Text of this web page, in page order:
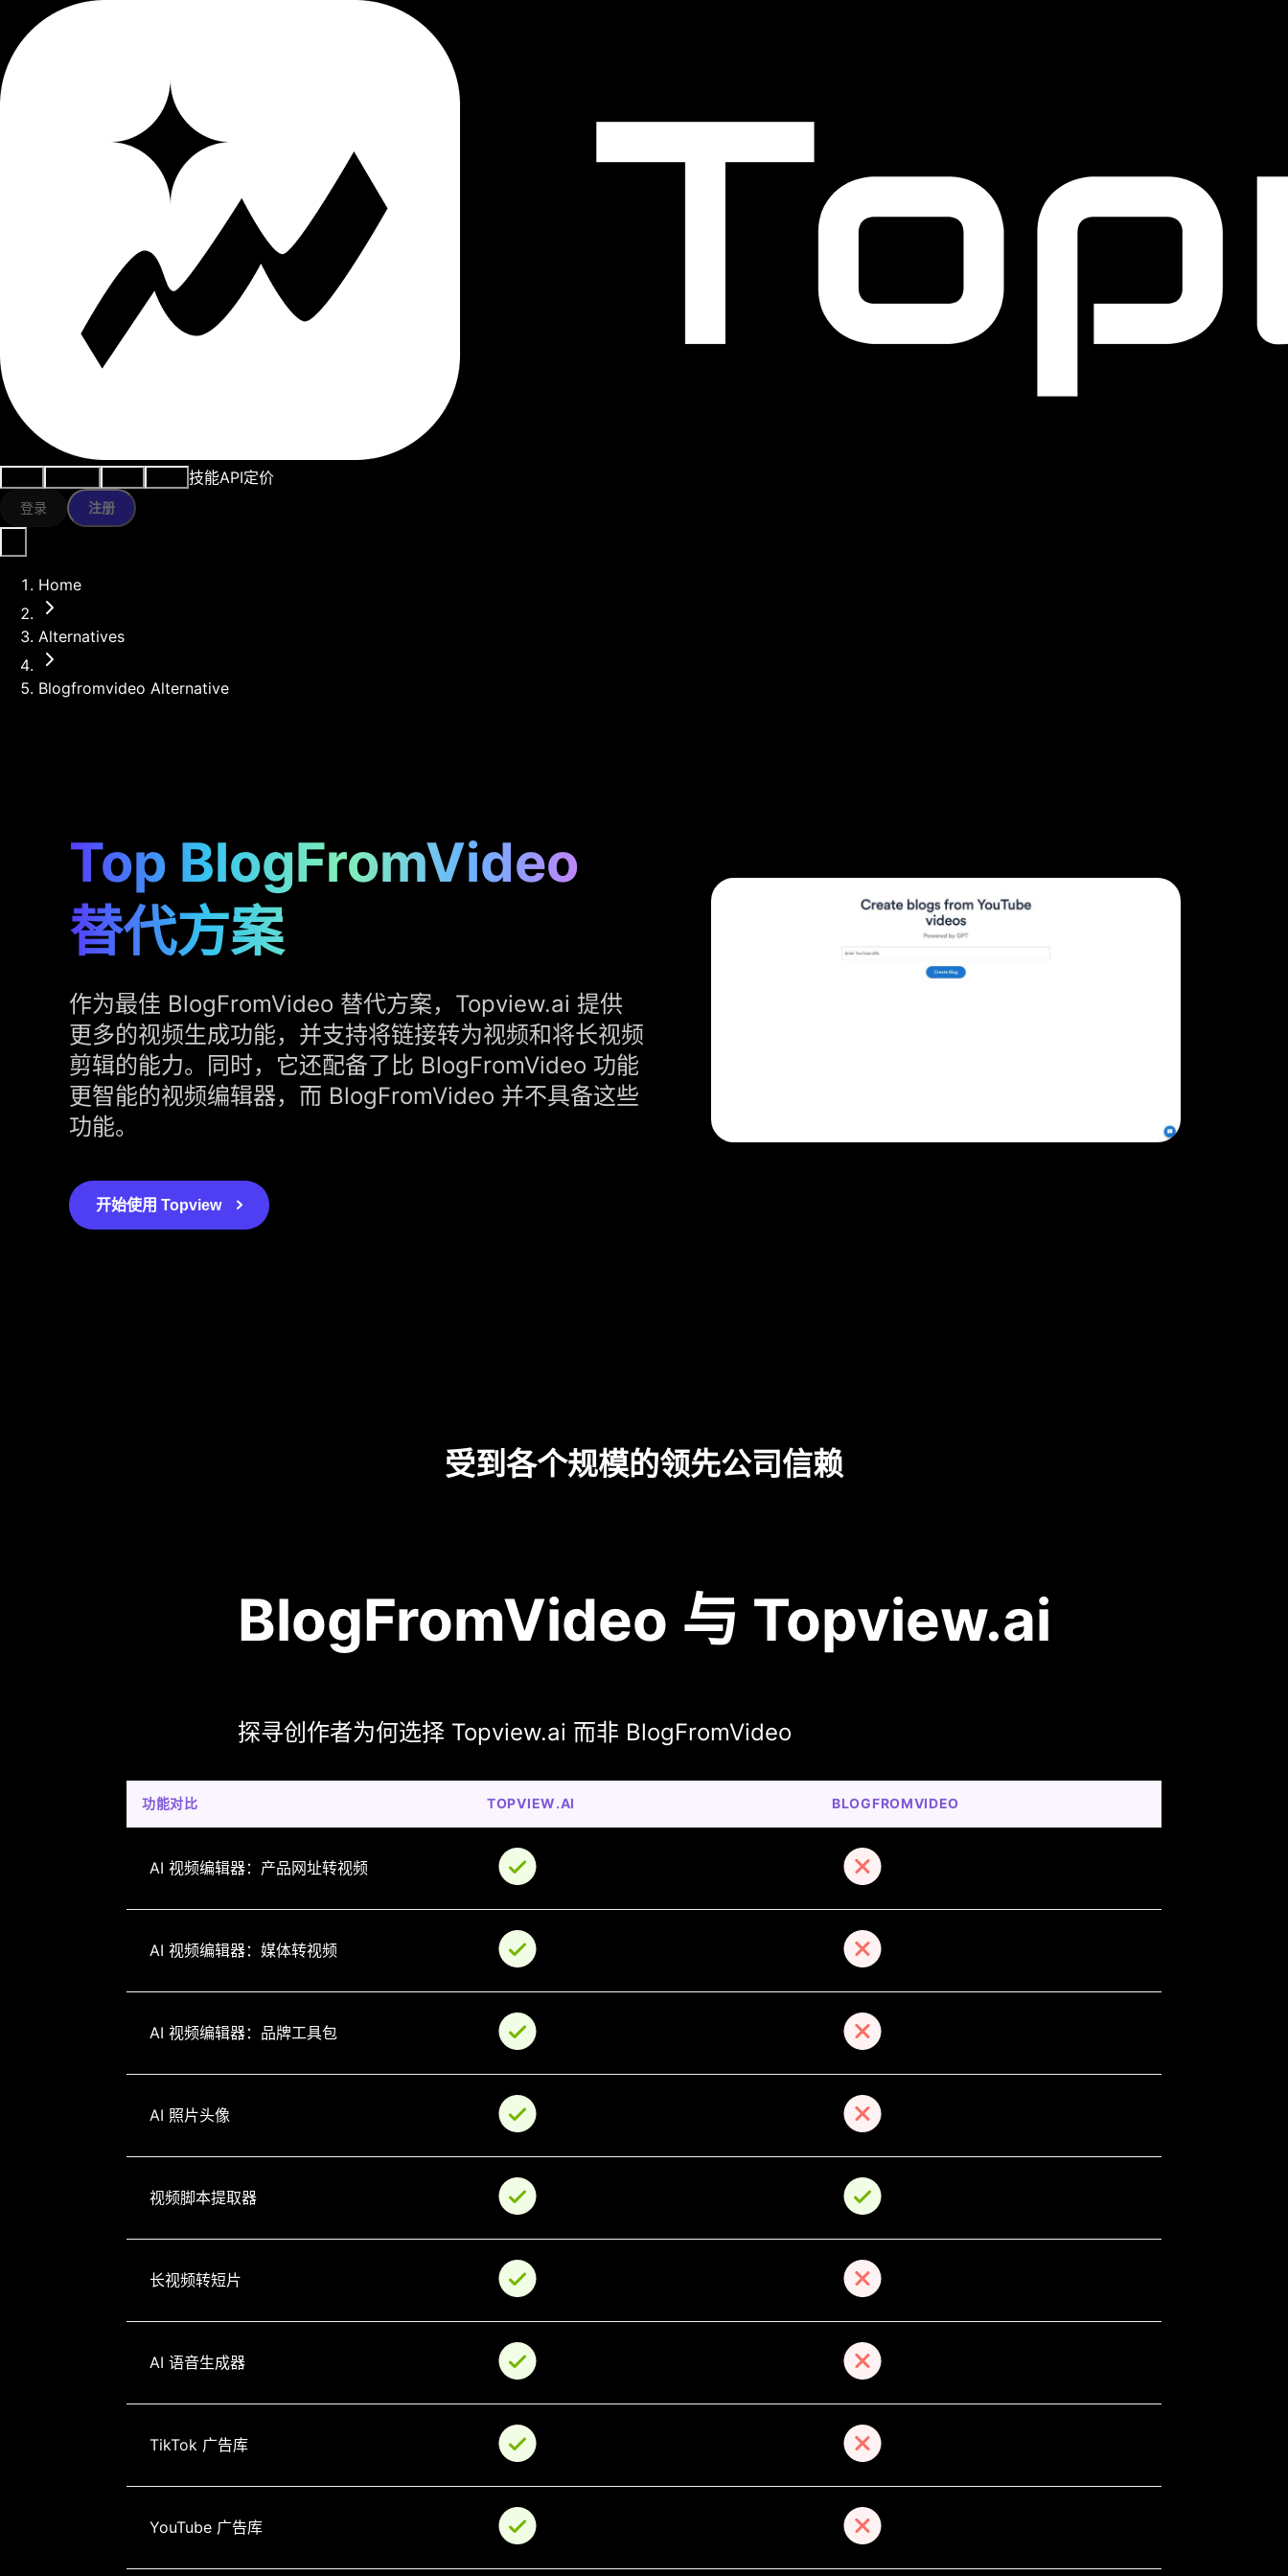
技能API定价
登录 注册
Home
Alternatives
Blogfromvideo Alternative
Top BlogFromVideo
替代方案
作为最佳 BlogFromVideo 替代方案，Topview.ai 提供
更多的视频生成功能，并支持将链接转为视频和将长视频
剪辑的能力。同时，它还配备了比 BlogFromVideo 功能
更智能的视频编辑器，而 BlogFromVideo 并不具备这些
功能。
开始使用 Topview
受到各个规模的领先公司信赖
BlogFromVideo 与 Topview.ai
探寻创作者为何选择 Topview.ai 而非 BlogFromVideo
功能对比 TOPVIEW.AI BLOGFROMVIDEO
AI 视频编辑器：产品网址转视频
AI 视频编辑器：媒体转视频
AI 视频编辑器：品牌工具包
AI 照片头像
视频脚本提取器
长视频转短片
AI 语音生成器
TikTok 广告库
YouTube 广告库